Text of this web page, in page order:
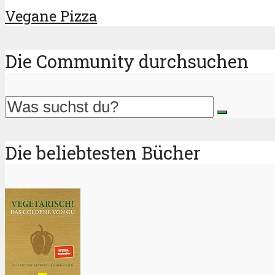
Vegane Pizza
Die Community durchsuchen
Die beliebtesten Bücher